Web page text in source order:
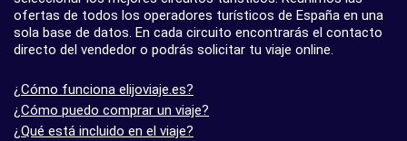
ofertas de todos los operadores turísticos de España en una
sola base de datos. En cada circuito encontrarás el contacto
directo del vendedor o podrás solicitar tu viaje online.
¿Cómo funciona elijoviaje.es?
¿Cómo puedo comprar un viaje?
¿Qué está incluido en el viaje?